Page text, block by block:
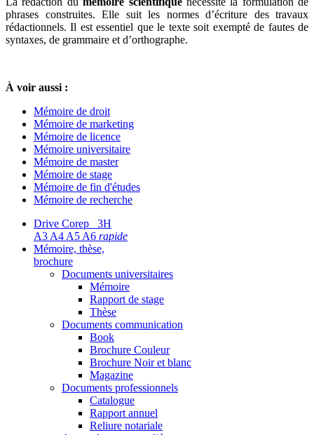
phrases construites. Elle suit les normes d’écriture des travaux
rédactionnels. Il est essentiel que le texte soit exempté de fautes de
syntaxes, de grammaire et d’orthographe.
À voir aussi :
Mémoire de droit
Mémoire de marketing
Mémoire de licence
Mémoire universitaire
Mémoire de master
Mémoire de stage
Mémoire de fin d'études
Mémoire de recherche
Drive Corep 3H
A3 A4 A5 A6 rapide
Mémoire, thèse,
brochure
Documents universitaires
Mémoire
Rapport de stage
Thèse
Documents communication
Book
Brochure Couleur
Brochure Noir et blanc
Magazine
Documents professionnels
Catalogue
Rapport annuel
Reliure notariale